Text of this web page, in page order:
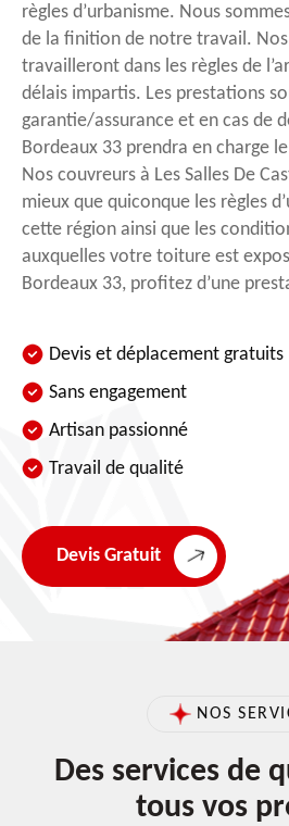
règles d’urbanisme. Nous
de la finition de notre travail.
travailleront dans les règles de
délais impartis. Les prestations
garantie/assurance et en cas de
Bordeaux 33 prendra en charge
Nos couvreurs à Les Salles De
mieux que quiconque les règles
cette région ainsi que les
auxquelles votre toiture est
Bordeaux 33, profitez d’une
Devis et déplacement gratuits
Sans engagement
Artisan passionné
Travail de qualité
Devis Gratuit
NOS
Des services de
tous vos